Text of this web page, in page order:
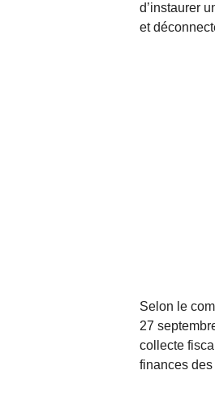
d’instaurer
et
Selon le
27
collecte
finances des